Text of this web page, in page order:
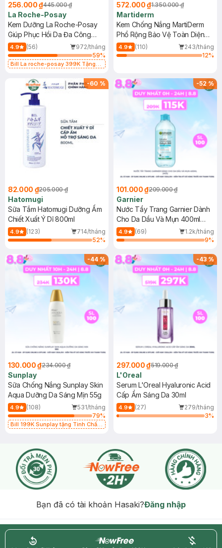
256.000 ₫445.000 ₫
La Roche-Posay
Kem Dưỡng La Roche-Posay
Giúp Phục Hồi Da Đa Công
Dụng 40ml
4.9 (56)
972/tháng
59%
Bill La roche-posay 399K Tặng
(SL có hạn)
572.000 ₫1.350.000 ₫
Martiderm
Kem Chống Nắng MartiDerm
Phổ Rộng Bảo Vệ Toàn Diện
40ml
4.9 (110)
243/tháng
12%
-60 %
82.000 ₫205.000 ₫
Hatomugi
Sữa Tắm Hatomugi Dưỡng Ẩm
Chiết Xuất Ý Dĩ 800ml
4.9 (123)
714/tháng
52%
-52%
101.000 ₫209.000 ₫
Garnier
Nước Tẩy Trang Garnier Dành
Cho Da Dầu Và Mụn 400ml
(Mới)
4.9 (69)
1.2k/tháng
9%
-44%
130.000 ₫234.000 ₫
Sunplay
Sữa Chống Nắng Sunplay Skin
Aqua Dưỡng Da Sáng Mịn 55g
4.9 (108)
531/tháng
79%
Bill 199K Sunplay tặng Tinh Chất
-43%
297.000 ₫519.000 ₫
L'Oreal
Serum L'Oreal Hyaluronic Acid
Cấp Ẩm Sáng Da 30ml
4.9 (27)
279/tháng
3%
Bạn đã có tài khoản Hasaki?Đăng nhập